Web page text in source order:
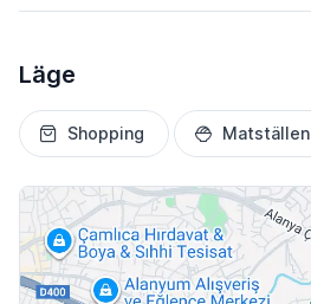
Läge
Shopping Matställen